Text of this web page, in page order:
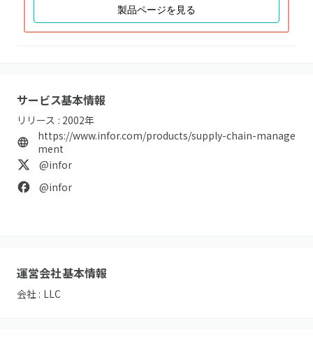
製品ページを見る
サービス基本情報
リリース : 2002年
https://www.infor.com/products/supply-chain-manage
ment
@infor
@infor
運営会社基本情報
会社 : LLC